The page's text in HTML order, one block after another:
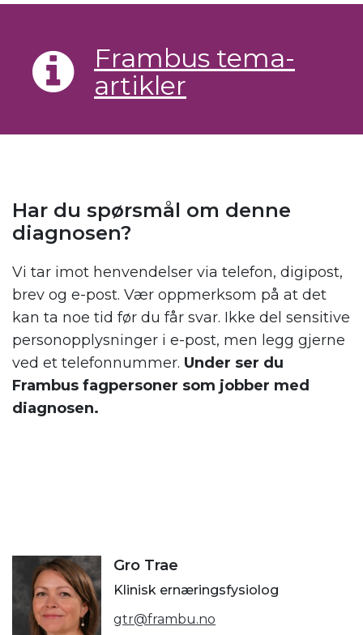
Frambus tema-
artikler
Har du spørsmål om denne
diagnosen?
Vi tar imot henvendelser via telefon, digipost,
brev og e-post. Vær oppmerksom på at det
kan ta noe tid før du får svar. Ikke del sensitive
personopplysninger i e-post, men legg gjerne
ved et telefonnummer. Under ser du
Frambus fagpersoner som jobber med
diagnosen.
Gro Trae
Klinisk ernæringsfysiolog
gtr@frambu.no